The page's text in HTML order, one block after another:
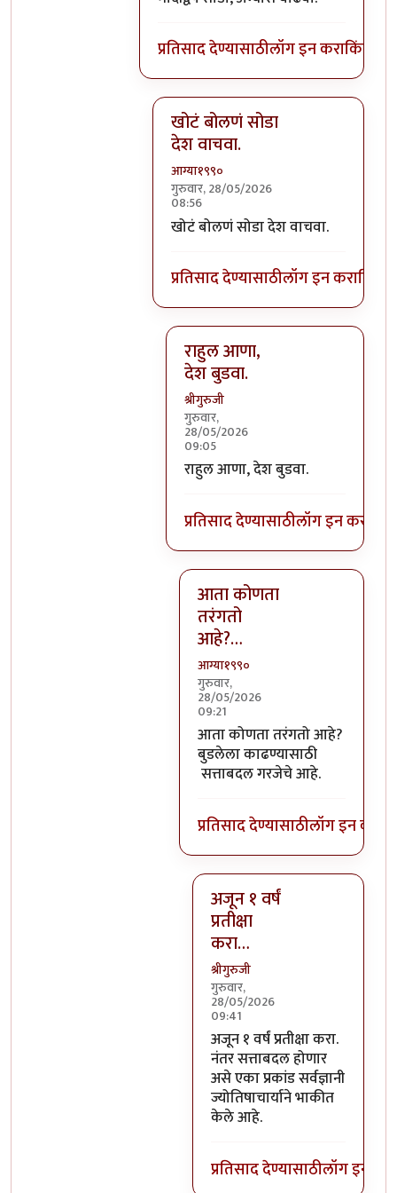
प्रतिसाद देण्यासाठीलॉग इन कराकिंवा
खोटं बोलणं सोडा
देश वाचवा.
आग्या१९९०
गुरुवार, 28/05/2026
08:56
In reply toमोदीद्वेष सोडा, अभ्यास
खोटं बोलणं सोडा देश वाचवा.
प्रतिसाद देण्यासाठीलॉग इन कराकिंवा
राहुल आणा,
देश बुडवा.
श्रीगुरुजी
गुरुवार,
28/05/2026
09:05
In reply toखोटं बोलणं सोडा देश
राहुल आणा, देश बुडवा.
प्रतिसाद देण्यासाठीलॉग इन करा
आता कोणता
तरंगतो
आहे?…
आग्या१९९०
गुरुवार,
28/05/2026
09:21
In reply toराहुल आणा, देश बुडवा.
आता कोणता तरंगतो आहे?
बुडलेला काढण्यासाठी
सत्ताबदल गरजेचे आहे.
प्रतिसाद देण्यासाठीलॉग इन करा
अजून १ वर्षं
प्रतीक्षा
करा…
श्रीगुरुजी
गुरुवार,
28/05/2026
09:41
In reply toआता कोणता
अजून १ वर्षं प्रतीक्षा करा.
नंतर सत्ताबदल होणार
असे एका प्रकांड सर्वज्ञानी
ज्योतिषाचार्याने भाकीत
केले आहे.
प्रतिसाद देण्यासाठीलॉग इन करा